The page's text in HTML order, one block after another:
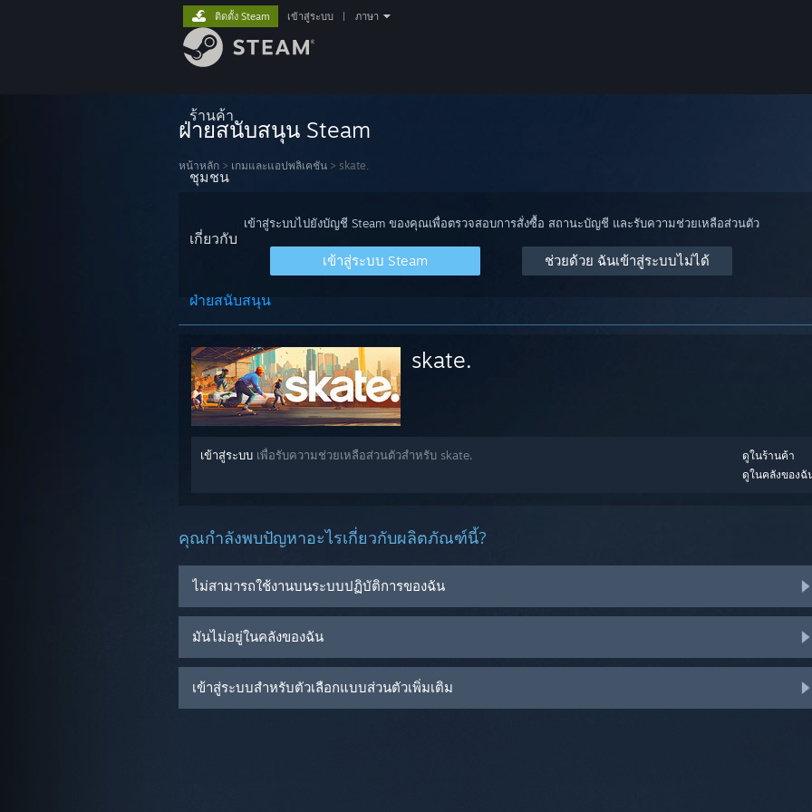
ร้านค้า
ชุมชน
เกี่ยวกับ
ฝ่ายสนับสนุน
ติดตั้ง Steam เข้าสู่ระบบ ภาษา
ฝ่ายสนับสนุน Steam
หน้าหลัก > เกมและแอปพลิเคชัน > skate.
เข้าสู่ระบบไปยังบัญชี Steam ของคุณเพื่อตรวจสอบการสั่งซื้อ สถานะบัญชี และรับความช่วยเหลือส่วนตัว
เข้าสู่ระบบ Steam ช่วยด้วย ฉันเข้าสู่ระบบไม่ได้
skate.
ดูในร้านค้า
ดูในคลังของฉั
เข้าสู่ระบบ เพื่อรับความช่วยเหลือส่วนตัวสำหรับ skate.
คุณกำลังพบปัญหาอะไรเกี่ยวกับผลิตภัณฑ์นี้?
ไม่สามารถใช้งานบนระบบปฏิบัติการของฉัน
มันไม่อยู่ในคลังของฉัน
เข้าสู่ระบบสำหรับตัวเลือกแบบส่วนตัวเพิ่มเติม